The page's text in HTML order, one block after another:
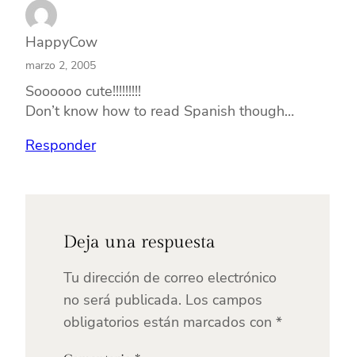
HappyCow
marzo 2, 2005
Soooooo cute!!!!!!!!!
Don’t know how to read Spanish though…
Responder
Deja una respuesta
Tu dirección de correo electrónico
no será publicada. Los campos
obligatorios están marcados con *